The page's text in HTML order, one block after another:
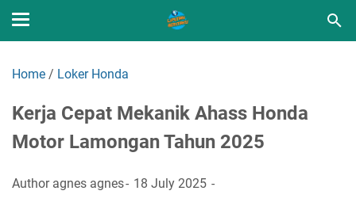
Home / Loker Honda
Kerja Cepat Mekanik Ahass Honda
Motor Lamongan Tahun 2025
Author agnes agnes 18 July 2025